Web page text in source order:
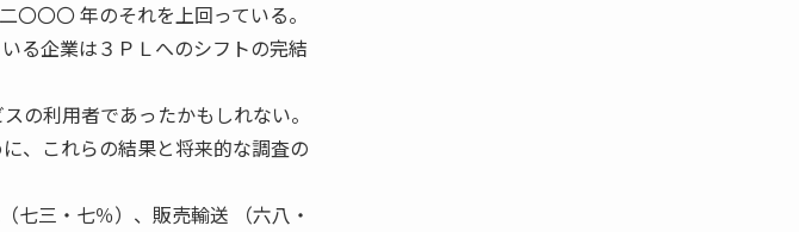
〇〇 年のそれを上回っている。
る企業は３ＰＬへのシフトの完結
の利用者であったかもしれない。
、これらの結果と将来的な調査の
七三・七％）、販売輸送 （六八・